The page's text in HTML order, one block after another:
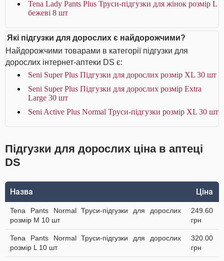
Tena Lady Pants Plus Труси-підгузки для жінок розмір L
бежеві 8 шт
Які підгузки для дорослих є найдорожчими?
Найдорожчими товарами в категорії підгузки для
дорослих інтернет-аптеки DS є:
Seni Super Plus Підгузки для дорослих розмір ХL 30 шт
Seni Super Plus Підгузки для дорослих розмір Extra
Large 30 шт
Seni Active Plus Normal Труси-підгузки розмір XL 30 шт
Підгузки для дорослих ціна в аптеці
DS
Назва Ціна
Tena Pants Normal Труси-підгузки для дорослих
розмір M 10 шт
249.60
грн
Tena Pants Normal Труси-підгузки для дорослих
розмір L 10 шт
320.00
грн